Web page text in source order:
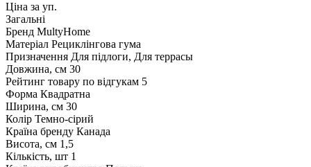
Ціна за уп.
Загальні
Бренд MultyHome
Матеріал Рециклінгова гума
Призначення Для підлоги, Для террасы
Довжина, см 30
Рейтинг товару по відгукам 5
Форма Квадратна
Ширина, см 30
Колір Темно-сірий
Країна бренду Канада
Висота, см 1,5
Кількість, шт 1